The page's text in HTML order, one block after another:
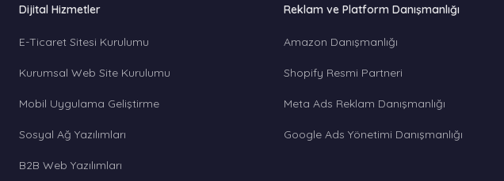
Dijital Hizmetler
E-Ticaret Sitesi Kurulumu
Kurumsal Web Site Kurulumu
Mobil Uygulama Geliştirme
Sosyal Ağ Yazılımları
B2B Web Yazılımları
Reklam ve Platform Danışmanlığı
Amazon Danışmanlığı
Shopify Resmi Partneri
Meta Ads Reklam Danışmanlığı
Google Ads Yönetimi Danışmanlığı